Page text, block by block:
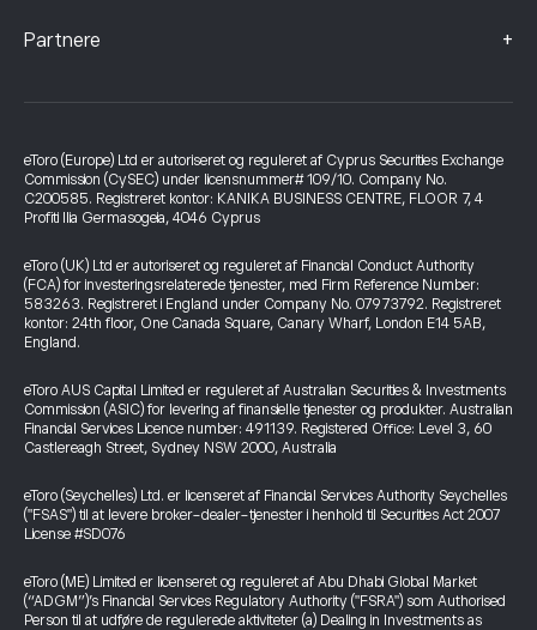
Partnere +
eToro (Europe) Ltd er autoriseret og reguleret af Cyprus Securities Exchange
Commission (CySEC) under licensnummer# 109/10. Company No.
C200585. Registreret kontor: KANIKA BUSINESS CENTRE, FLOOR 7, 4
Profiti Ilia Germasogeia, 4046 Cyprus
eToro (UK) Ltd er autoriseret og reguleret af Financial Conduct Authority
(FCA) for investeringsrelaterede tjenester, med Firm Reference Number:
583263. Registreret i England under Company No. 07973792. Registreret
kontor: 24th floor, One Canada Square, Canary Wharf, London E14 5AB,
England.
eToro AUS Capital Limited er reguleret af Australian Securities & Investments
Commission (ASIC) for levering af finansielle tjenester og produkter. Australian
Financial Services Licence number: 491139. Registered Office: Level 3, 60
Castlereagh Street, Sydney NSW 2000, Australia
eToro (Seychelles) Ltd. er licenseret af Financial Services Authority Seychelles
("FSAS") til at levere broker-dealer-tjenester i henhold til Securities Act 2007
License #SD076
eToro (ME) Limited er licenseret og reguleret af Abu Dhabi Global Market
(“ADGM”)’s Financial Services Regulatory Authority ("FSRA") som Authorised
Person til at udføre de regulerede aktiviteter (a) Dealing in Investments as